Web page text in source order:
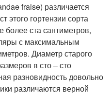
fraise) различается
этого гортензии сорта
ста сантиметров,
с максимальным
Диаметр старого
в сто – сто
разновидность довольно
различаются верной